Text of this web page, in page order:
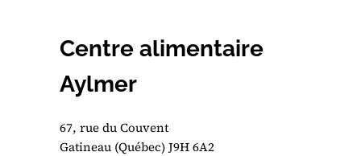
Centre alimentaire
Aylmer
67, rue du Couvent
Gatineau (Québec) J9H 6A2